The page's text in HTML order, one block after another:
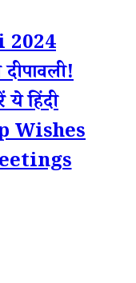
2024
हिंदी
Wishes